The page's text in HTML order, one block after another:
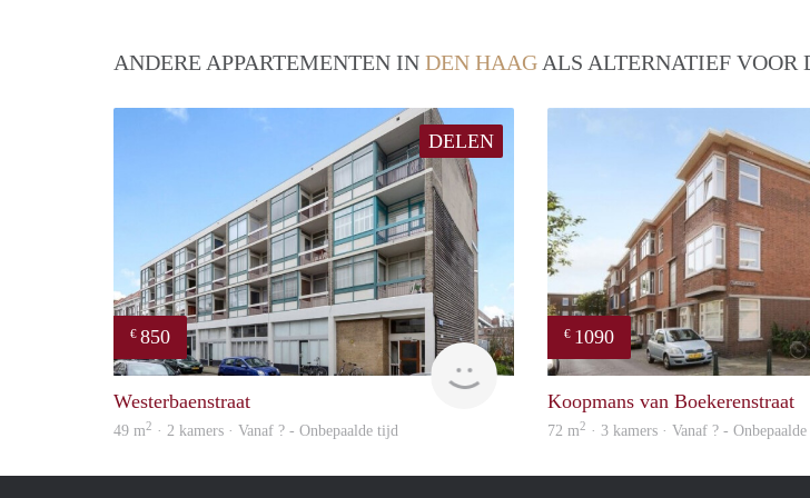
ANDERE APPARTEMENTEN IN DEN HAAG ALS ALTERNATIEF VOOR
DELEN
€ 850
Woning
Westerbaenstraat
49 m2 · 2 kamers · Vanaf ? - Onbepaalde tijd
€ 1090
Koopmans van Boekerenstraat
72 m2 · 3 kamers · Vanaf ? -